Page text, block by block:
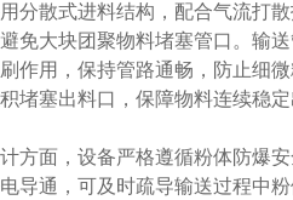
分散式进料结构，配合气流打
免大块团聚物料堵塞管口。输
作用，保持管路通畅，防止细
堵塞出料口，保障物料连续稳定
面，设备严格遵循粉体防爆安
导通，可及时疏导输送过程中